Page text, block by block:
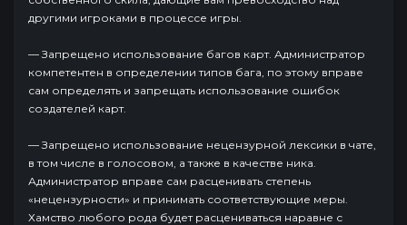
другими игроками в процессе игры.
— Запрещено использование багов карт. Администратор
компетентен в определении типов бага, по этому вправе
сам определять и запрещать использование ошибок
создателей карт.
— Запрещено использование нецензурной лексики в чате,
в том числе в голосовом, а также в качестве ника.
Администратор вправе сам расценивать степень
«нецензурности» и принимать соответствующие меры.
Хамство любого рода будет расцениваться наравне с